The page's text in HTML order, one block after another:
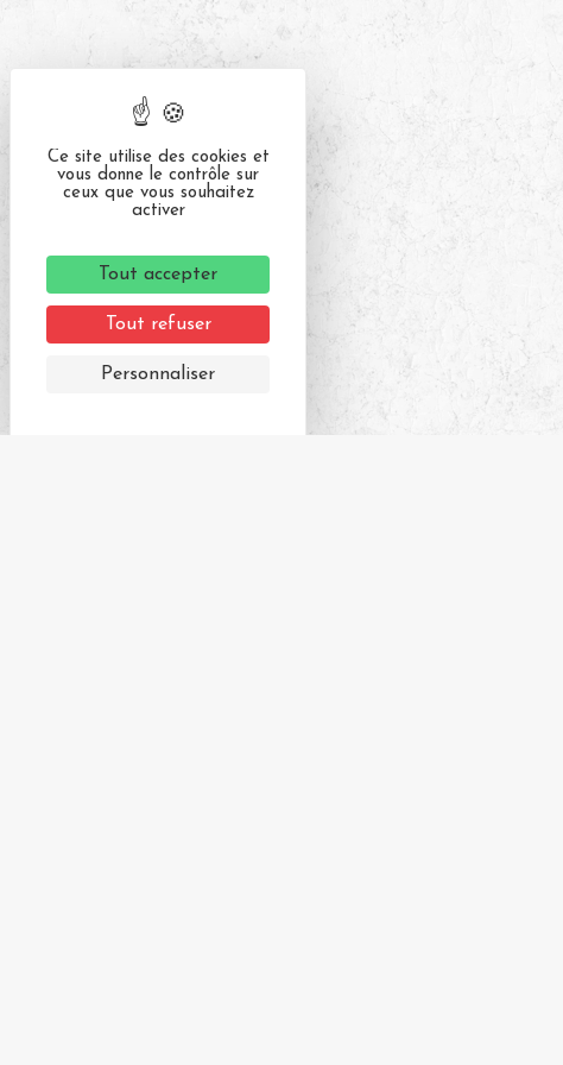
Ce site utilise des cookies et
vous donne le contrôle sur
ceux que vous souhaitez
activer
Tout accepter
Tout refuser
Personnaliser